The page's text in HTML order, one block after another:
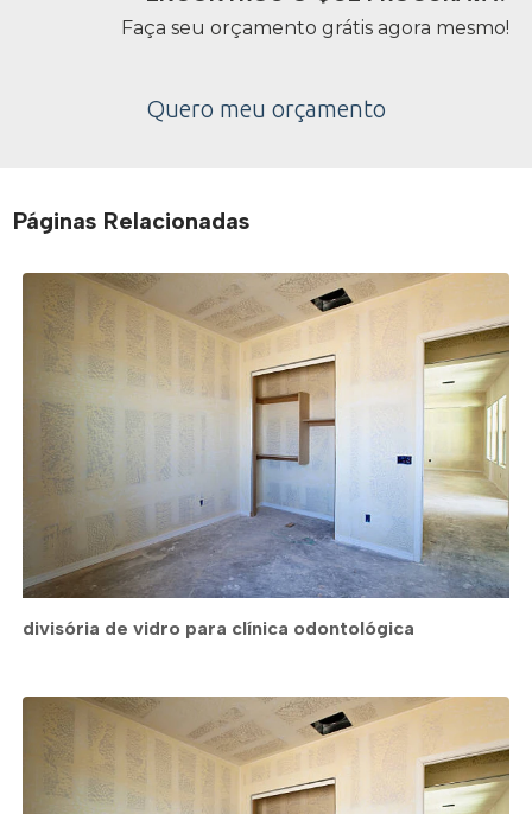
Faça seu orçamento grátis agora mesmo!
Quero meu orçamento
Páginas Relacionadas
divisória de vidro para clínica odontológica